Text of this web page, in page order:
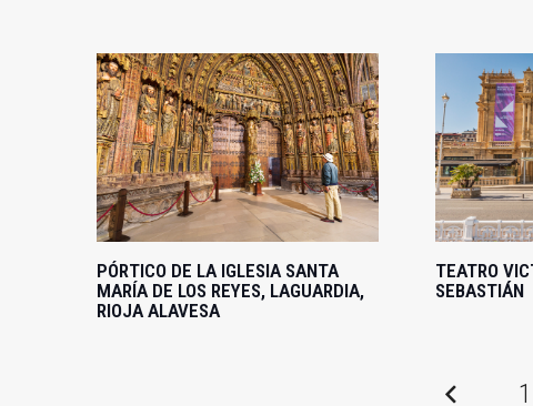
PÓRTICO DE LA IGLESIA SANTA
MARÍA DE LOS REYES, LAGUARDIA,
RIOJA ALAVESA
TEATRO
SEBASTIÁN
1